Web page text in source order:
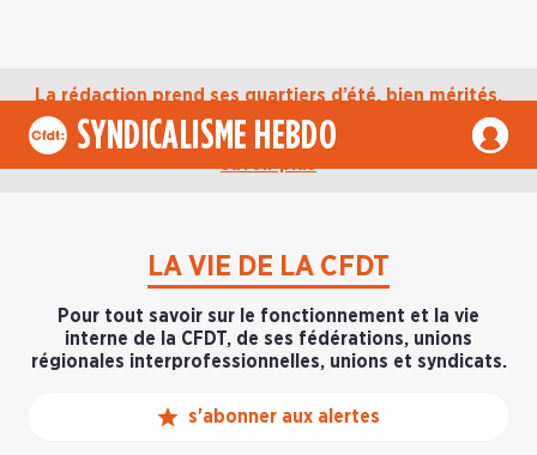
La rédaction prend ses quartiers d’été, bien mérités,
jusqu’au mardi 1er septembre. D’ici là, retrouvez
l’actualité de la CFDT sur notre compte Bluesky. En
SYNDICALISME HEBDO
LA VIE DE LA CFDT
Pour tout savoir sur le fonctionnement et la vie
interne de la CFDT, de ses fédérations, unions
régionales interprofessionnelles, unions et syndicats.
s'abonner aux alertes